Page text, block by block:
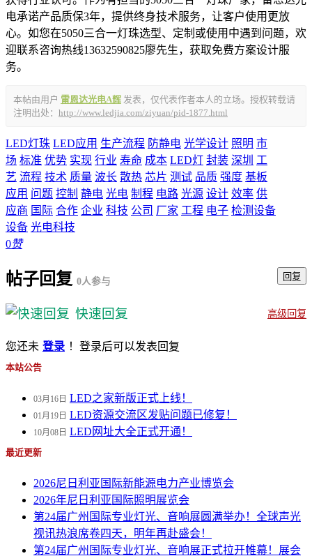
电承诺产品质保3年，提供终身技术服务，让客户使用更放
心。如您在5050三合一灯珠选型、定制或使用中遇到问题，欢
迎联系咨询热线13632590825廖先生，获取免费方案设计服
务。
本帖由用户 雷恩达光电A辉 发表，仅代表作者本人的立场。授权转载请
注明出处： http://www.ledjia.com/ziyuan/pid-1877.html
LED灯珠 LED应用 生产流程 防静电 光学设计 照明 市
场 标准 优势 实现 行业 寿命 成本 LED灯 封装 深圳
工
艺 流程 技术 质量 波长 散热 芯片 测试 品质 强度 基板
应用 问题 控制 静电 光电 制程 电路 光源 设计 效率 供
应商 国际 合作 企业 科技 公司 厂家 工程 电子 检测设备
设备 光电科技
0赞
帖子回复 0人参与 回复
快速回复 高级回复
您还未 登录 ！登录后可以发表回复
本站公告
03月16日 LED之家新版正式上线！
01月19日 LED资源交流区发贴问题已修复！
10月08日 LED网址大全正式开通！
最近更新
2026尼日利亚国际新能源电力产业博览会
2026年尼日利亚国际照明展览会
第24届广州国际专业灯光、音响展圆满举办！全球声光
视讯热浪席卷四天，明年再赴盛会！
第24届广州国际专业灯光、音响展正式拉开帷幕！展会